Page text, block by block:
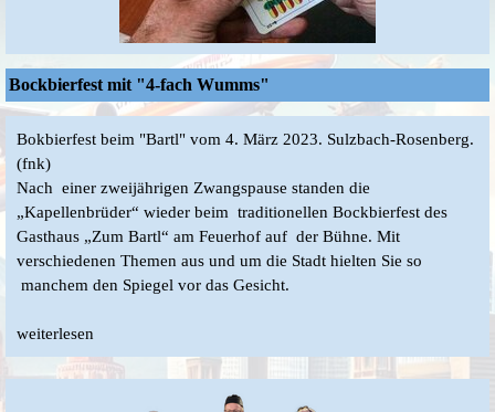
Bockbierfest mit "4-fach Wumms"
Bokbierfest beim "Bartl" vom 4. März 2023. Sulzbach-Rosenberg.
(fnk)
Nach einer zweijährigen Zwangspause standen die
„Kapellenbrüder“ wieder beim traditionellen Bockbierfest des
Gasthaus „Zum Bartl“ am Feuerhof auf der Bühne. Mit
verschiedenen Themen aus und um die Stadt hielten Sie so
manchem den Spiegel vor das Gesicht.
weiterlesen